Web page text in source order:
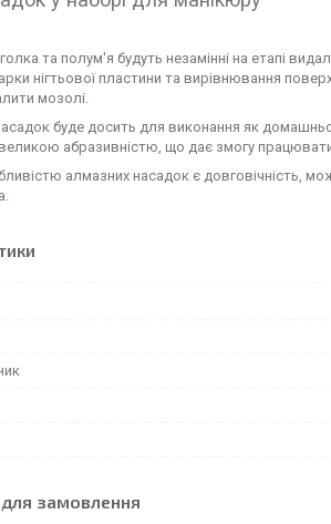
та полум'я будуть незамінні на етапі
нігтьової пластини та вирівнювання
мозолі.
буде досить для виконання як
абразивністю, що дає змогу працювати
алмазних насадок є довговічність,
замовлення